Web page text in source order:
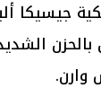
بالحزن
وارن.